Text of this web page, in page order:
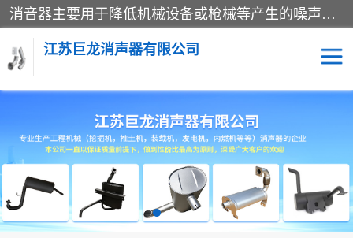
消音器主要用于降低机械设备或枪械等产生的噪声。它通过阻尼或增加排气面积来降低排气速度和功率，从而降低噪声。常见的消音器类型包括阻性消声器、抗性消声器、共振消声器以及阻抗复合式消声器等。这些消音器各有特点，适用于不同频率的噪声消除。
江苏巨龙消声器有限公司
消声器